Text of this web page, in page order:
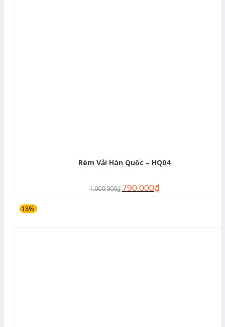
Rèm Vải Hàn Quốc – HQ04
1.000.000₫ 790.000₫
-18%